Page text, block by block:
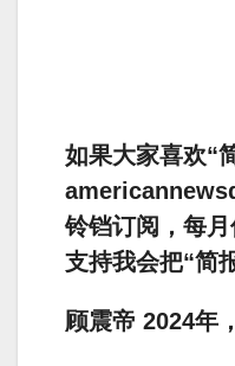
如果大家喜欢“
铃铛订阅，每
支持我会把“简
顾震帝 2024年